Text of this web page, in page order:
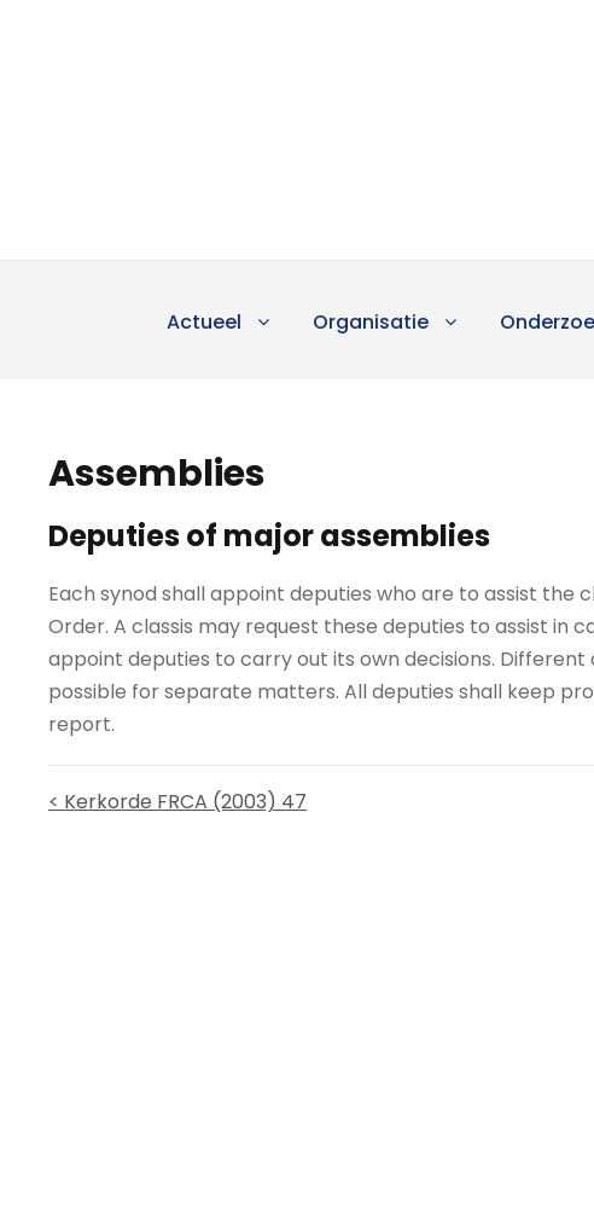
Actueel Organisatie
Assemblies
Deputies of major assemblies
Each synod shall appoint deputies who are to assist the
Order. A classis may request these deputies to assist in
appoint deputies to carry out its own decisions.
possible for separate matters. All deputies shall keep
report.
< Kerkorde FRCA (2003) 47